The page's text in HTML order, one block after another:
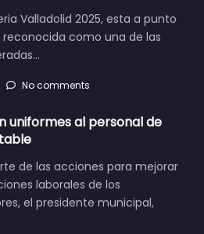
Valladolid 2025, esta a punto
reconocida como una de las
No comments
uniformes al personal de
de las acciones para mejorar
laborales de los
el presidente municipal,